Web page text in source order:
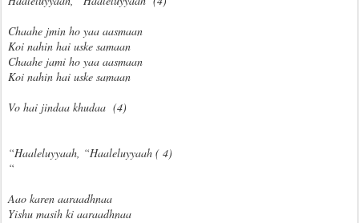
Chaahe jmin ho yaa aasmaan
Koi nahin hai uske samaan
Chaahe jami ho yaa aasmaan
Koi nahin hai uske samaan
Vo hai jindaa khudaa (4)
“Haaleluyyaah, “Haaleluyyaah ( 4)
“
Aao karen aaraadhnaa
Yishu masih ki aaraadhnaa